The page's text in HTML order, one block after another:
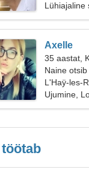
Lühiajaline
Axelle
35 aastat,
Naine
L'Haÿ-les-
Ujumine,